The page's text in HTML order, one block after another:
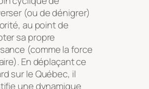
(ou de dénigrer)
au point de
sa propre
(comme la force
En déplaçant ce
sur le Québec, il
une dynamique